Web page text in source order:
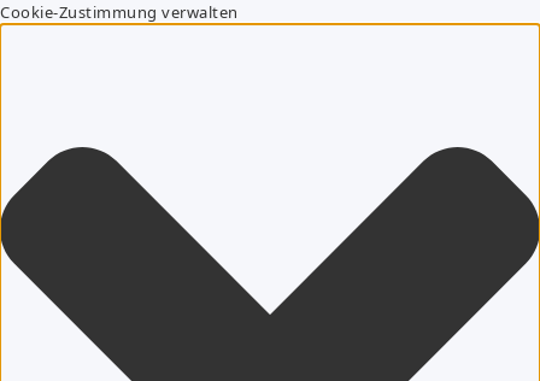
Cookie-Zustimmung verwalten